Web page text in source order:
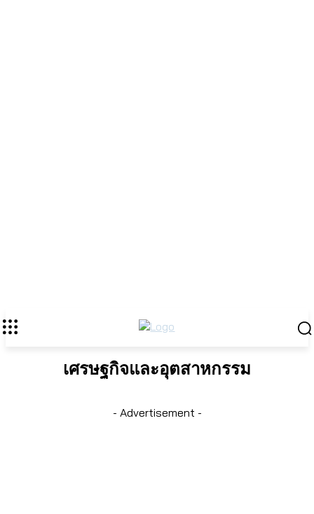
เศรษฐกิจและอุตสาหกรรม
- Advertisement -